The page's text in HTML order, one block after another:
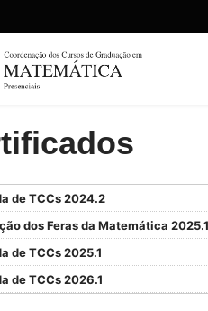
de TCCs 2024.2
dos Feras da Matemática 2025.1
de TCCs 2025.1
de TCCs 2026.1